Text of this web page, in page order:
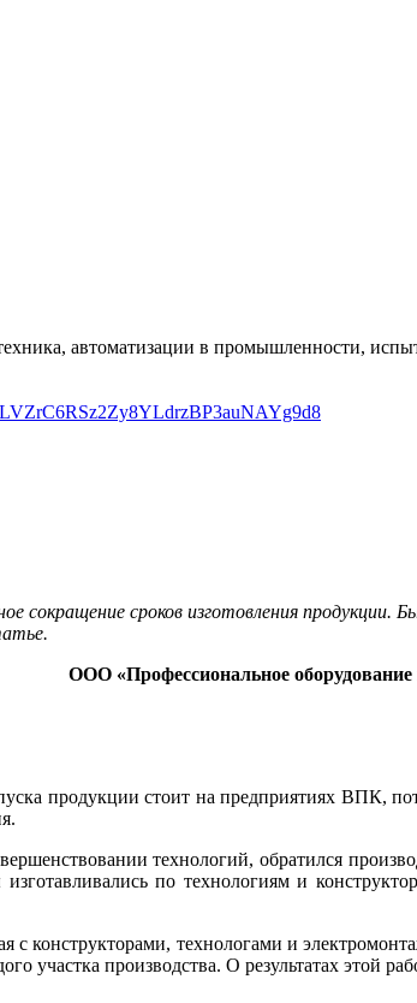
автоматизации в промышленности,
сроков изготовления продукции.
ООО «Профессиональное оборудование
продукции стоит на предприятиях ВПК,
технологий, обратился
по технологиям и
конструкторами, технологами и
производства. О результатах этой